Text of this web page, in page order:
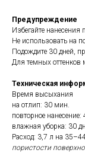
Предупреждение
Избегайте нанесения
Не использовать на
Подождите 30 дней,
Для темных оттенков
Техническая
Время высыхания
на отлип: 30 мин.
повторное нанесение:
влажная уборка: 30
Расход: 3,7 л на
пористости